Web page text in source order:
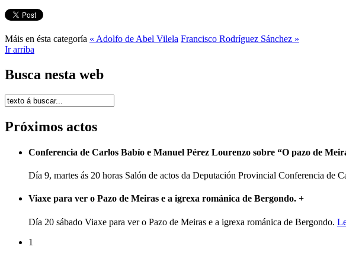
Máis en ésta categoría « Adolfo de Abel Vilela Francisco Rodríguez Sánchez »
Ir arriba
Busca nesta web
Próximos actos
Conferencia de Carlos Babío e Manuel Pérez Lourenzo sobre “O pazo de
Día 9, martes ás 20 horas Salón de actos da Deputación Provincial Conferencia de
Viaxe para ver o Pazo de Meiras e a igrexa románica de Bergondo. +
Día 20 sábado Viaxe para ver o Pazo de Meiras e a igrexa románica de Bergondo.
1